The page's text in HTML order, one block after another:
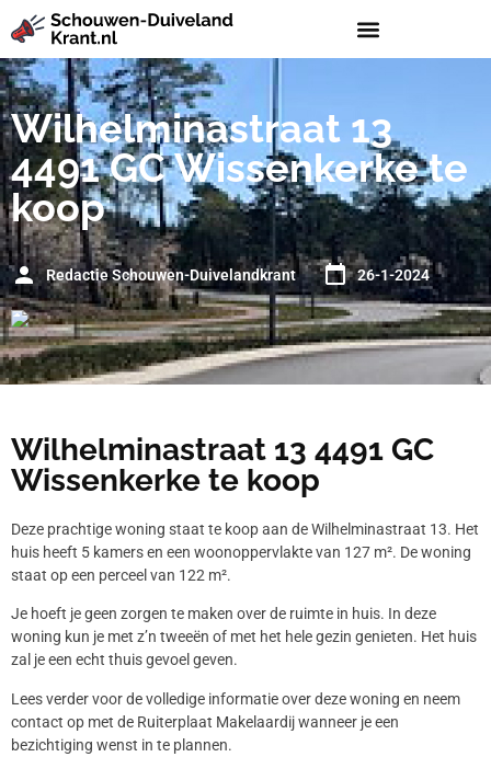
Wilhelminastraat 13
4491 GC Wissenkerke te
koop
Redactie Schouwen-Duivelandkrant 26-1-2024
Wilhelminastraat 13 4491 GC
Wissenkerke te koop
Deze prachtige woning staat te koop aan de Wilhelminastraat 13. Het
huis heeft 5 kamers en een woonoppervlakte van 127 m². De woning
staat op een perceel van 122 m².
Je hoeft je geen zorgen te maken over de ruimte in huis. In deze
woning kun je met z’n tweeën of met het hele gezin genieten. Het huis
zal je een echt thuis gevoel geven.
Lees verder voor de volledige informatie over deze woning en neem
contact op met de Ruiterplaat Makelaardij wanneer je een
bezichtiging wenst in te plannen.